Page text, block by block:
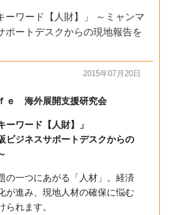
ーワード【人財】」 ～ミャンマ
ポートデスクからの現地報告を
2015年07月20日
ｅ 海外展開支援研究会
ーワード【人財】」
ビジネスサポートデスクからの
の一つにあがる「人材」。経済
が進み、現地人材の確保に悩む
られます。